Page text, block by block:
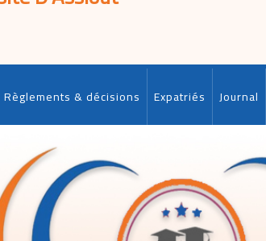
Règlements & décisions Expatriés Journal